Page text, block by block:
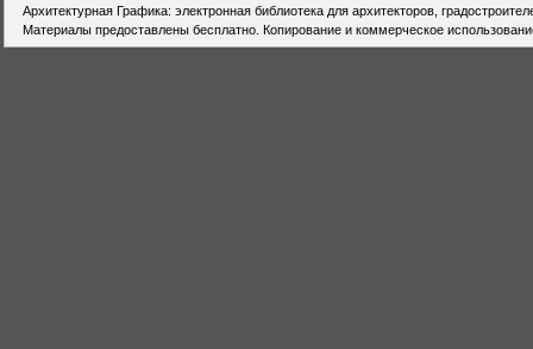
Архитектурная Графика: электронная библиотека для архитекторов,
Материалы предоставлены бесплатно. Копирование и коммерческое